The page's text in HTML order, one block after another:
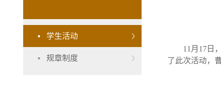
学生活动
规章制度
11月17日
了此次活动，